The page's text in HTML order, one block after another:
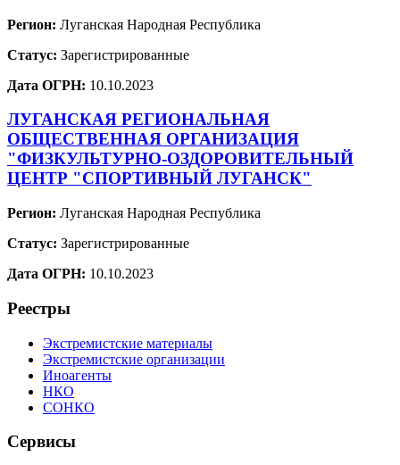
Регион: Луганская Народная Республика
Статус: Зарегистрированные
Дата ОГРН: 10.10.2023
ЛУГАНСКАЯ РЕГИОНАЛЬНАЯ
ОБЩЕСТВЕННАЯ ОРГАНИЗАЦИЯ
"ФИЗКУЛЬТУРНО-ОЗДОРОВИТЕЛЬНЫЙ
ЦЕНТР "СПОРТИВНЫЙ ЛУГАНСК"
Регион: Луганская Народная Республика
Статус: Зарегистрированные
Дата ОГРН: 10.10.2023
Реестры
Экстремистские материалы
Экстремистские организации
Иноагенты
НКО
СОНКО
Сервисы